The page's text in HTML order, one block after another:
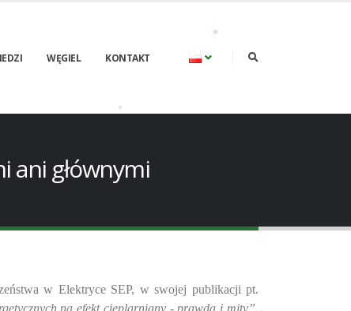
WĘGIEL KONTAKT
ani głównymi
w Elektryce SEP, w swojej publikacji pt.
na efekt cieplarniany - prawda i mity”,